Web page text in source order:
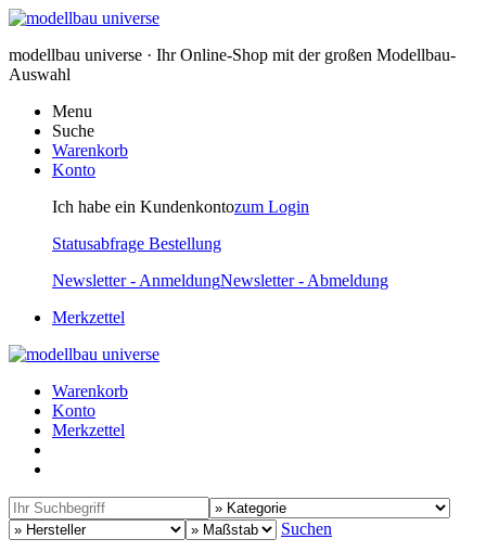
modellbau universe · Ihr Online-Shop mit der großen Modellbau-
Auswahl
Menu
Suche
Warenkorb
Konto
Ich habe ein Kundenkontozum Login
Statusabfrage Bestellung
Newsletter - AnmeldungNewsletter - Abmeldung
Merkzettel
Warenkorb
Konto
Merkzettel
Suchen